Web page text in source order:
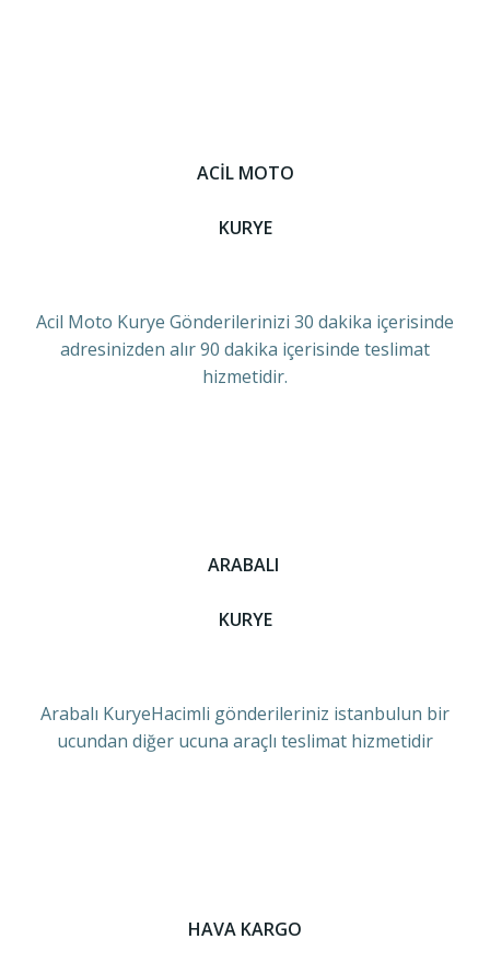
ACİL MOTO
KURYE
Acil Moto Kurye Gönderilerinizi 30 dakika içerisinde
adresinizden alır 90 dakika içerisinde teslimat
hizmetidir.
ARABALI
KURYE
Arabalı KuryeHacimli gönderileriniz istanbulun bir
ucundan diğer ucuna araçlı teslimat hizmetidir
HAVA KARGO